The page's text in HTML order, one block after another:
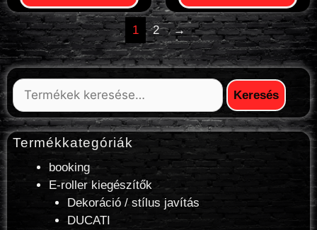
1 2 →
Keresés
Termékkategóriák
booking
E-roller kiegészítők
Dekoráció / stílus javítás
DUCATI